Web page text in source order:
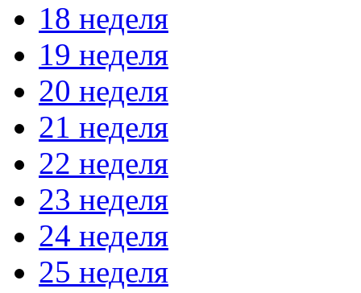
18 неделя
19 неделя
20 неделя
21 неделя
22 неделя
23 неделя
24 неделя
25 неделя